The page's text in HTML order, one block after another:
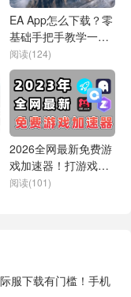
EA App怎么下载？零
基础手把手教学一看
就会
阅读(124)
2026全网最新免费游
戏加速器！打游戏超
丝滑！白嫖攻略看这
阅读(101)
服下载有门槛！手机